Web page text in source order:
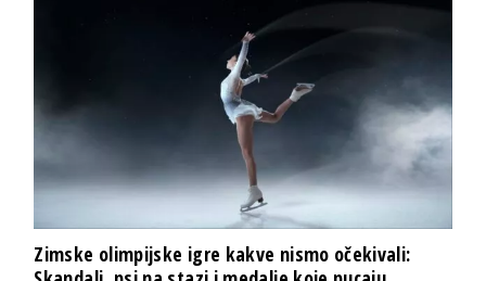
Zimske olimpijske igre kakve nismo očekivali: